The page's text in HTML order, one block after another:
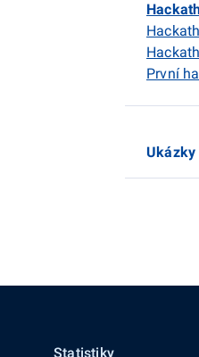
První
Ukázky
Statistiky